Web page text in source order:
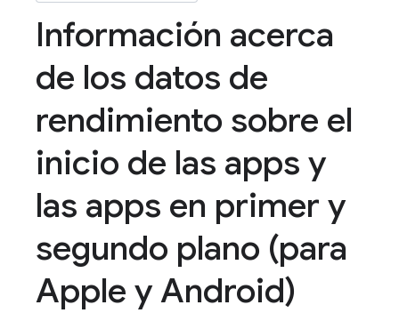
Información acerca
de los datos de
rendimiento sobre el
inicio de las apps y
las apps en primer y
segundo plano (para
Apple y Android)